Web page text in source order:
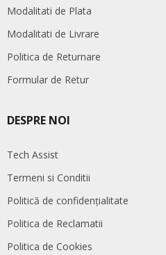
Modalitati de Plata
Modalitati de Livrare
Politica de Returnare
Formular de Retur
DESPRE NOI
Tech Assist
Termeni si Conditii
Politică de confidențialitate
Politica de Reclamatii
Politica de Cookies